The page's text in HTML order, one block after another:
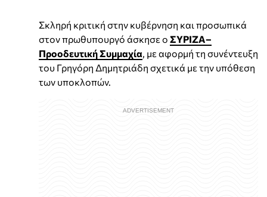
Σκληρή κριτική στην κυβέρνηση και προσωπικά
στον πρωθυπουργό άσκησε ο ΣΥΡΙΖΑ–
Προοδευτική Συμμαχία , με αφορμή τη συνέντευξη
του Γρηγόρη Δημητριάδη σχετικά με την υπόθεση
των υποκλοπών.